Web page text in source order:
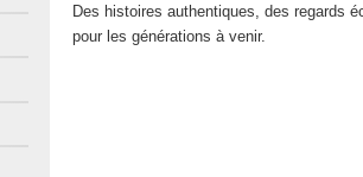
Des histoires authentiques, des regards
pour les générations à venir.